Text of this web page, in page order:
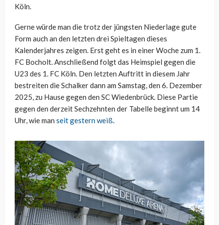
Köln.
Gerne würde man die trotz der jüngsten Niederlage gute
Form auch an den letzten drei Spieltagen dieses
Kalenderjahres zeigen. Erst geht es in einer Woche zum 1.
FC Bocholt. Anschließend folgt das Heimspiel gegen die
U23 des 1. FC Köln. Den letzten Auftritt in diesem Jahr
bestreiten die Schalker dann am Samstag, den 6. Dezember
2025, zu Hause gegen den SC Wiedenbrück. Diese Partie
gegen den derzeit Sechzehnten der Tabelle beginnt um 14
Uhr, wie man seit gestern weiß.